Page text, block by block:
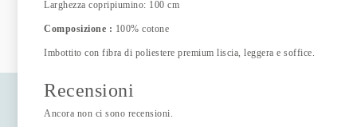
Larghezza copripiumino: 100 cm
Composizione : 100% cotone
Imbottito con fibra di poliestere premium liscia, leggera e soffice.
Recensioni
Ancora non ci sono recensioni.